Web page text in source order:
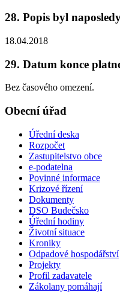
28. Popis byl
18.04.2018
29. Datum konce
Bez časového omezení.
Obecní úřad
Úřední deska
Rozpočet
Zastupitelstvo obce
e-podatelna
Povinné informace
Krizové řízení
Dokumenty
DSO Budečsko
Úřední hodiny
Životní situace
Kroniky
Odpadové hospodářství
Projekty
Profil zadavatele
Zákolany pomáhají